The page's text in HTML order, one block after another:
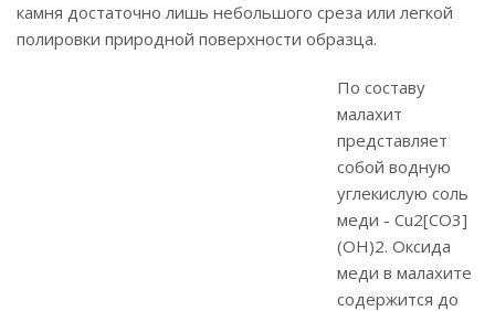
камня достаточно лишь небольшого среза или легкой
полировки природной поверхности образца.
По составу
малахит
представляет
собой водную
углекислую соль
меди - Cu2[CO3]
(OH)2. Оксида
меди в малахите
содержится до